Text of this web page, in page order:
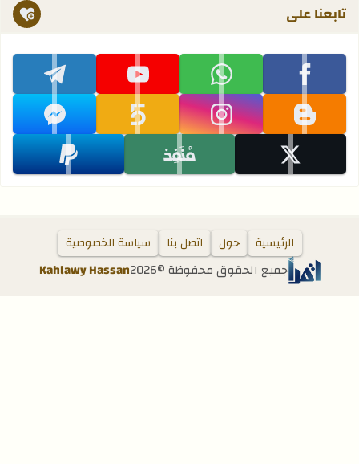
تابعنا على
تابعنا على facebook تابعنا على whatsapp تابعنا على youtube
تابعنا على telegram
تابعنا على blogger
تابعنا على instagram تابعنا على khamsat
تابعنا على messenger
تابعنا على x
تابعنا على monafiz تابعنا على paypal
جميع الحقوق محفوظة ©2026
Kahlawy Hassan
الرئيسية حول اتصل بنا سياسة الخصوصية